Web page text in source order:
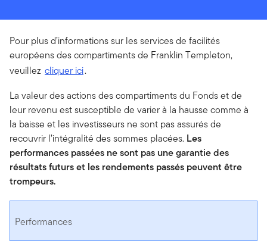
Pour plus d’informations sur les services de facilités
européens des compartiments de Franklin Templeton,
veuillez cliquer ici.
La valeur des actions des compartiments du Fonds et de
leur revenu est susceptible de varier à la hausse comme à
la baisse et les investisseurs ne sont pas assurés de
recouvrir l’intégralité des sommes placées. Les
performances passées ne sont pas une garantie des
résultats futurs et les rendements passés peuvent être
trompeurs.
Performances